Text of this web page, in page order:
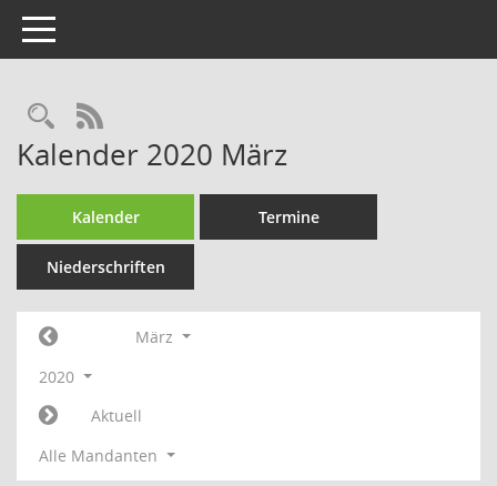
Toggle navigation
Rechercheauswahl
RSS-Feed
Kalender 2020 März
Kalender Termine
Niederschriften
März
2020
Aktuell
Alle Mandanten